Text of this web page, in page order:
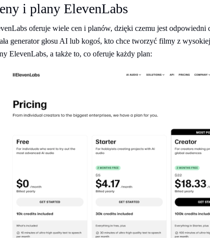
i plany ElevenLabs
oferuje wiele cen i planów, dzięki czemu jest odpowiedni
generator głosu AI lub kogoś, kto chce tworzyć filmy z
ElevenLabs, a także to, co oferuje każdy plan: